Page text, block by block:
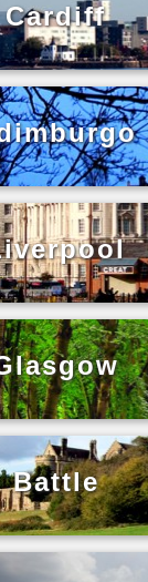
Cardiff
Battle